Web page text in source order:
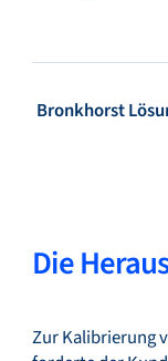
Bronkhorst
Die
Zur Kalibrierung